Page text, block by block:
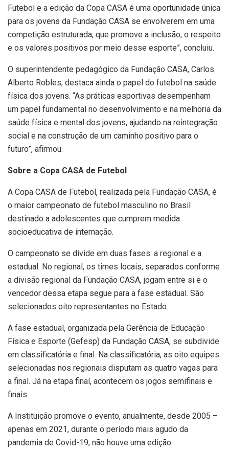
Futebol e a edição da Copa CASA é uma oportunidade única
para os jovens da Fundação CASA se envolverem em uma
competição estruturada, que promove a inclusão, o respeito
e os valores positivos por meio desse esporte”, concluiu.
O superintendente pedagógico da Fundação CASA, Carlos
Alberto Robles, destaca ainda o papel do futebol na saúde
física dos jovens. “As práticas esportivas desempenham
um papel fundamental no desenvolvimento e na melhoria da
saúde física e mental dos jovens, ajudando na reintegração
social e na construção de um caminho positivo para o
futuro”, afirmou.
Sobre a Copa CASA de Futebol
A Copa CASA de Futebol, realizada pela Fundação CASA, é
o maior campeonato de futebol masculino no Brasil
destinado a adolescentes que cumprem medida
socioeducativa de internação.
O campeonato se divide em duas fases: a regional e a
estadual. No regional, os times locais, separados conforme
a divisão regional da Fundação CASA, jogam entre si e o
vencedor dessa etapa segue para a fase estadual. São
selecionados oito representantes no Estado.
A fase estadual, organizada pela Gerência de Educação
Física e Esporte (Gefesp) da Fundação CASA, se subdivide
em classificatória e final. Na classificatória, as oito equipes
selecionadas nos regionais disputam as quatro vagas para
a final. Já na etapa final, acontecem os jogos semifinais e
finais.
A Instituição promove o evento, anualmente, desde 2005 –
apenas em 2021, durante o período mais agudo da
pandemia de Covid-19, não houve uma edição.